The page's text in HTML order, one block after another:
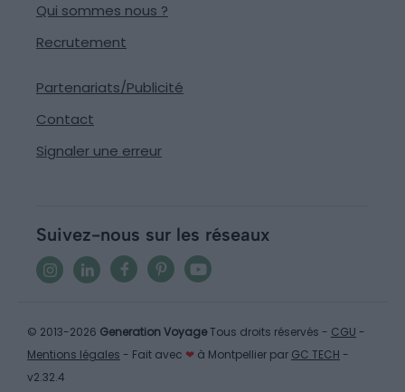
Qui sommes nous ?
Recrutement
Partenariats/Publicité
Contact
Signaler une erreur
Suivez-nous sur les réseaux
© 2013-2026 Generation VoyageTous droits réservés - CGU -
Mentions légales - Fait avec ❤ à Montpellier par GC TECH -
v2.32.4